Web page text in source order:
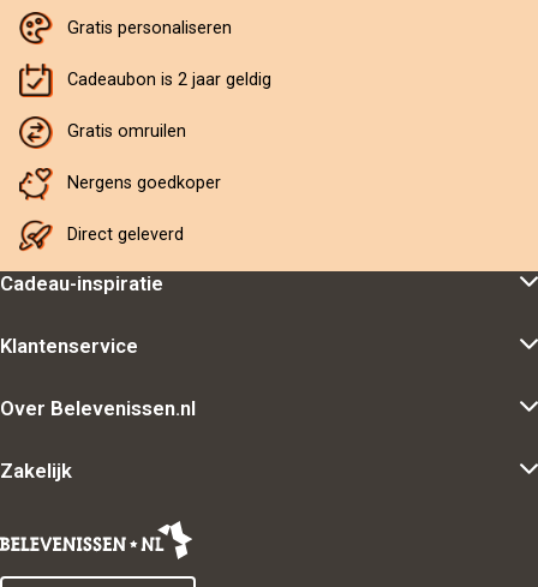
Gratis personaliseren
Cadeaubon is 2 jaar geldig
Gratis omruilen
Nergens goedkoper
Direct geleverd
Cadeau-inspiratie
Klantenservice
Over Belevenissen.nl
Zakelijk